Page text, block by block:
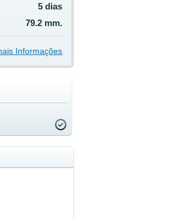
5 dias
79.2 mm.
Informações